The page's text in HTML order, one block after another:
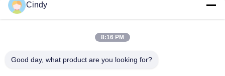
Γρήγορη και ακριβής συσκευή χρωματισμού
σπερματοζωαρίων για τη μέθοδο ταχείας χρωστικής
μορφολογία σπέρματος / αιμοκυττάρων
Cindy
8:16 PM
Good day, what product are you looking for?